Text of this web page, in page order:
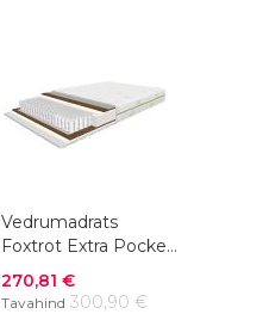
Vedrumadrats
Foxtrot Extra Pocket
90 x 200 cm
Soodushind
270,81 €
Tavahind 300,90 €